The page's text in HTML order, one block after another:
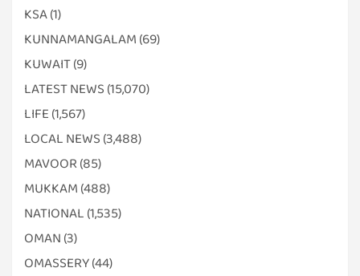
KSA(1)
KUNNAMANGALAM (69)
KUWAIT(9)
LATEST NEWS (15,070)
LIFE (1,567)
LOCAL NEWS (3,488)
MAVOOR (85)
MUKKAM (488)
NATIONAL (1,535)
OMAN (3)
OMASSERY(44)